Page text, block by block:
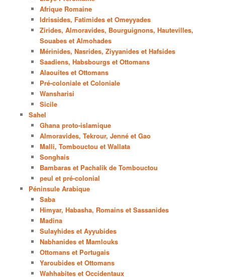
Afrique Romaine
Idrissides, Fatimides et Omeyyades
Zirides, Almoravides, Bourguignons, Hautevilles,
Souabes et Almohades
Mérinides, Nasrides, Ziyyanides et Hafsides
Saadiens, Habsbourgs et Ottomans
Alaouites et Ottomans
Pré-coloniale et Coloniale
Wansharisi
Sicile
Sahel
Ghana proto-islamique
Almoravides, Tekrour, Jenné et Gao
Malli, Tombouctou et Wallata
Songhais
Bambaras et Pachalik de Tombouctou
peul et pré-colonial
Péninsule Arabique
Saba
Himyar, Habasha, Romains et Sassanides
Madina
Sulayhides et Ayyubides
Nabhanides et Mamlouks
Ottomans et Portugais
Yaroubides et Ottomans
Wahhabites et Occidentaux